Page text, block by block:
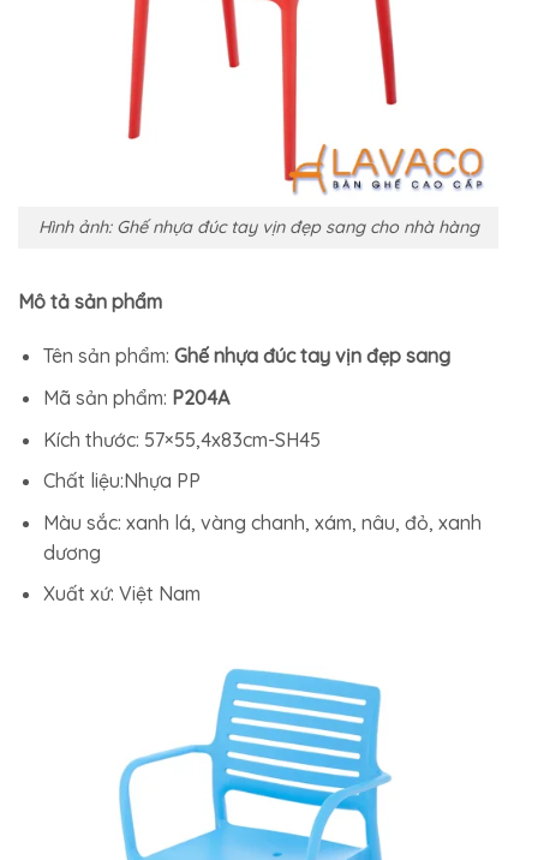
Hình ảnh: Ghế nhựa đúc tay vịn đẹp sang cho nhà hàng
Mô tả sản phẩm
Tên sản phẩm: Ghế nhựa đúc tay vịn đẹp sang
Mã sản phẩm: P204A
Kích thước: 57×55,4x83cm-SH45
Chất liệu:Nhựa PP
Màu sắc: xanh lá, vàng chanh, xám, nâu, đỏ, xanh
dương
Xuất xứ: Việt Nam